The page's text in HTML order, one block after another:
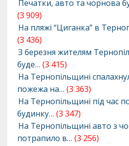
Печатки, авто та чорнова
(3 909)
На пляжі “Циганка” в
(3 436)
З березня жителям
буде… (3 415)
На Тернопільщині
пожежа на… (3 363)
На Тернопільщині під час
будинку… (3 347)
На Тернопільщині авто з
потрапило в… (3 256)